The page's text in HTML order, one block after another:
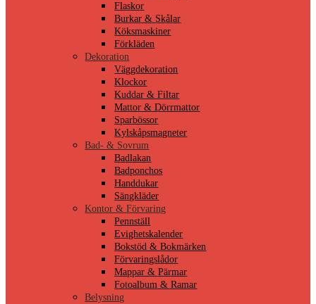
Flaskor
Burkar & Skålar
Köksmaskiner
Förkläden
Dekoration
Väggdekoration
Klockor
Kuddar & Filtar
Mattor & Dörrmattor
Sparbössor
Kylskåpsmagneter
Bad- & Sovrum
Badlakan
Badponchos
Handdukar
Sängkläder
Kontor & Förvaring
Pennställ
Evighetskalender
Bokstöd & Bokmärken
Förvaringslådor
Mappar & Pärmar
Fotoalbum & Ramar
Belysning